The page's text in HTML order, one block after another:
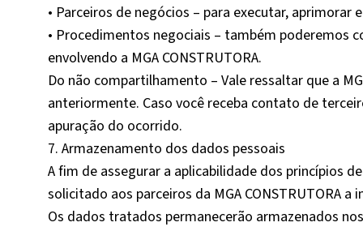
• Parceiros de negócios – para executar,
• Procedimentos negociais – também poderemos
envolvendo a MGA CONSTRUTORA.
Do não compartilhamento – Vale ressaltar que a
anteriormente. Caso você receba contato de
apuração do ocorrido.
7. Armazenamento dos dados pessoais
A fim de assegurar a aplicabilidade dos princípios
solicitado aos parceiros da MGA CONSTRUTORA
Os dados tratados permanecerão armazenados